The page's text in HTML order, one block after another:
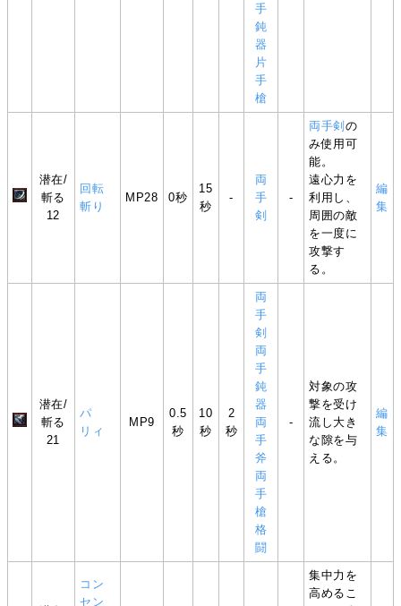
手
鈍
器
片
手
槍
潜在/
斬る
12
回転
斬り
MP28 0秒
15
秒
-
両
手
剣
-
両手剣 の
み使用可
能。
遠心力を
利用し、
周囲の敵
を一度に
攻撃す
る。
編
集
潜在/
斬る
21
パ
リィ
MP9
0.5
秒
10
秒
2
秒
両
手
剣
両
手
鈍
器
両
手
斧
両
手
槍
格
闘
-
対象の攻
撃を受け
流し大き
な隙を与
える。
編
集
コン
セン
集中力を
高めるこ